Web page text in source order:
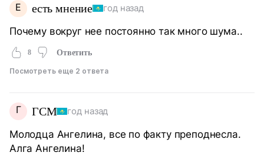
Е есть мнение год назад
Почему вокруг нее постоянно так много шума..
8 Ответить
Посмотреть еще 2 ответа
Г ГСМ год назад
Молодца Ангелина, все по факту преподнесла.
Алга Ангелина!